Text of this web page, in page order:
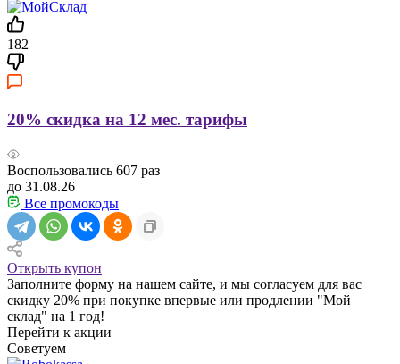
182
20% скидка на 12 мес. тарифы
Воспользовались 607 раз
до 31.08.26
Все промокоды
Открыть купон
Заполните форму на нашем сайте, и мы согласуем для вас
скидку 20% при покупке впервые или продлении "Мой
склад" на 1 год!
Перейти к акции
Советуем